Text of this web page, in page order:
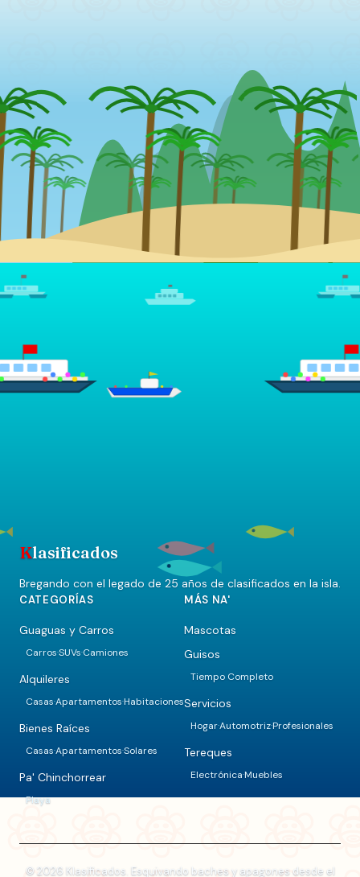
Klasificados
Bregando con el legado de 25 años de clasificados en la isla.
CATEGORÍAS
Guaguas y Carros
Carros·SUVs·Camiones
Alquileres
Casas·Apartamentos·Habitaciones
Bienes Raíces
Casas·Apartamentos·Solares
Pa' Chinchorrear
Playa
MÁS NA'
Mascotas
Guisos
Tiempo Completo
Servicios
Hogar·Automotriz·Profesionales
Tereques
Electrónica·Muebles
© 2026 Klasificados. Esquivando baches y apagones desde el